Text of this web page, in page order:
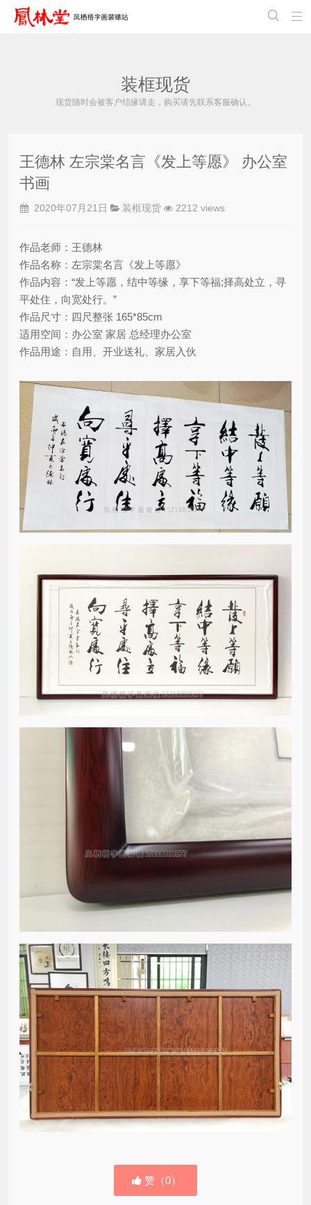


装框现货
现货随时会被客户结缘请走，购买请先联系客服确认。
王德林 左宗棠名言《发上等愿》 办公室
书画
2020年07月21日 装框现货 2212 views
作品老师：王德林
作品名称：左宗棠名言《发上等愿》
作品内容：“发上等愿，结中等缘，享下等福;择高处立，寻
平处住，向宽处行。”
作品尺寸：四尺整张 165*85cm
适用空间：办公室 家居 总经理办公室
作品用途：自用、开业送礼、家居入伙
赞（0）